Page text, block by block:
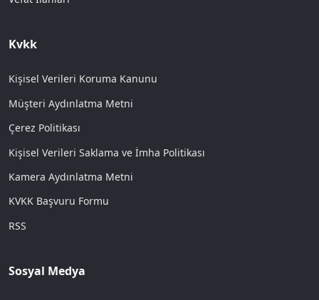
Kvkk
Kişisel Verileri Koruma Kanunu
Müşteri Aydınlatma Metni
Çerez Politikası
Kişisel Verileri Saklama ve İmha Politikası
Kamera Aydınlatma Metni
KVKK Başvuru Formu
RSS
Sosyal Medya